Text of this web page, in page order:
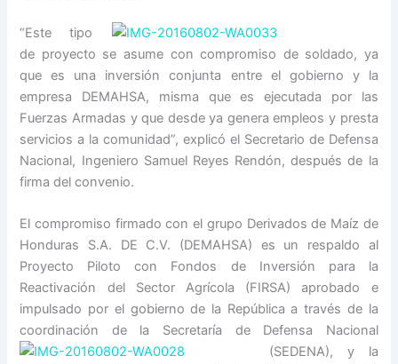
“Este tipo
de proyecto se asume con compromiso de soldado, ya
que es una inversión conjunta entre el gobierno y la
empresa DEMAHSA, misma que es ejecutada por las
Fuerzas Armadas y que desde ya genera empleos y presta
servicios a la comunidad”, explicó el Secretario de Defensa
Nacional, Ingeniero Samuel Reyes Rendón, después de la
firma del convenio.
El compromiso firmado con el grupo Derivados de Maíz de
Honduras S.A. DE C.V. (DEMAHSA) es un respaldo al
Proyecto Piloto con Fondos de Inversión para la
Reactivación del Sector Agrícola (FIRSA) aprobado e
impulsado por el gobierno de la República a través de la
coordinación de la Secretaría de Defensa Nacional
(SEDENA), y la